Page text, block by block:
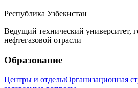
Республика Узбекистан
Ведущий технический университет,
нефтегазовой отрасли
Образование
Центры и отделыОрганизационная